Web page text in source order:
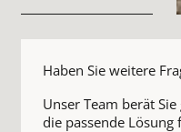
Haben Sie weitere
Unser Team berät
die passende Lösung